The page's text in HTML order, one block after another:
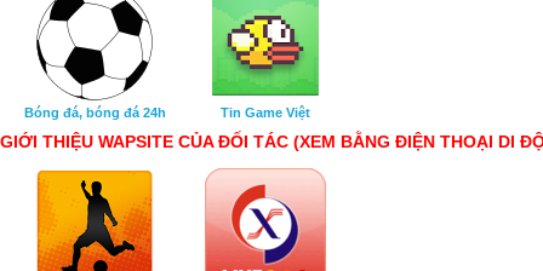
Bóng đá, bóng đá 24h Tin Game Việt
GIỚI THIỆU WAPSITE CỦA ĐỐI TÁC (XEM BẰNG ĐIỆN THOẠI DI